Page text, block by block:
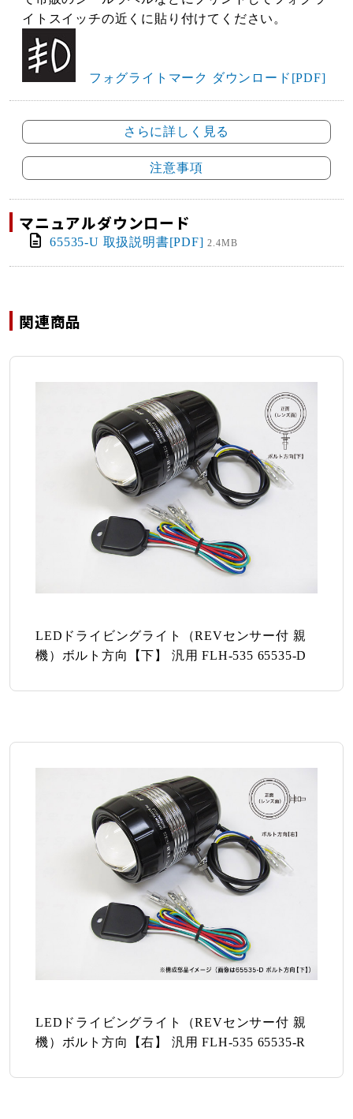
イトスイッチの近くに貼り付けてください。
フォグライトマーク ダウンロード[PDF]
さらに詳しく見る
注意事項
マニュアルダウンロード
65535-U 取扱説明書[PDF] 2.4MB
関連商品
LEDドライビングライト（REVセンサー付 親
機）ボルト方向【下】 汎用 FLH-535 65535-D
LEDドライビングライト（REVセンサー付 親
機）ボルト方向【右】 汎用 FLH-535 65535-R